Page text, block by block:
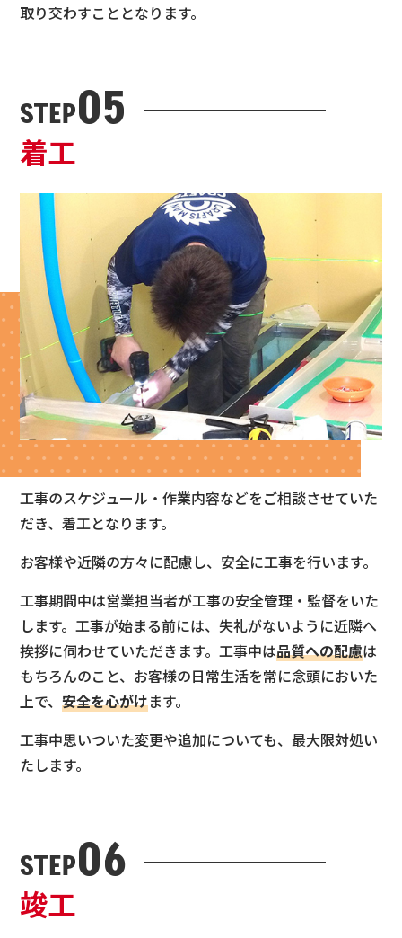
取り交わすこととなります。
STEP05
着工
工事のスケジュール・作業内容などをご相談させていた
だき、着工となります。
お客様や近隣の方々に配慮し、安全に工事を行います。
工事期間中は営業担当者が工事の安全管理・監督をいた
します。工事が始まる前には、失礼がないように近隣へ
挨拶に伺わせていただきます。工事中は品質への配慮は
もちろんのこと、お客様の日常生活を常に念頭においた
上で、 安全を心がけます。
工事中思いついた変更や追加についても、最大限対処い
たします。
STEP06
竣工